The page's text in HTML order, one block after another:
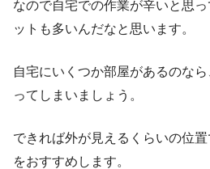
なので自宅での作業が辛いと思
ットも多いんだなと思います。
自宅にいくつか部屋があるのな
ってしまいましょう。
できれば外が見えるくらいの位
をおすすめします。